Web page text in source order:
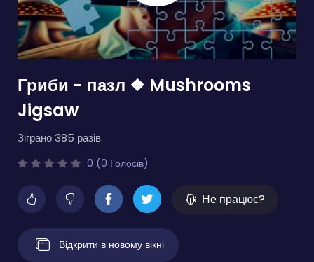
Гриби - пазл ❖ Mushrooms
Jigsaw
Зіграно 385 разів.
0 (0 Голосів)
Не працює?
Відкрити в новому вікні